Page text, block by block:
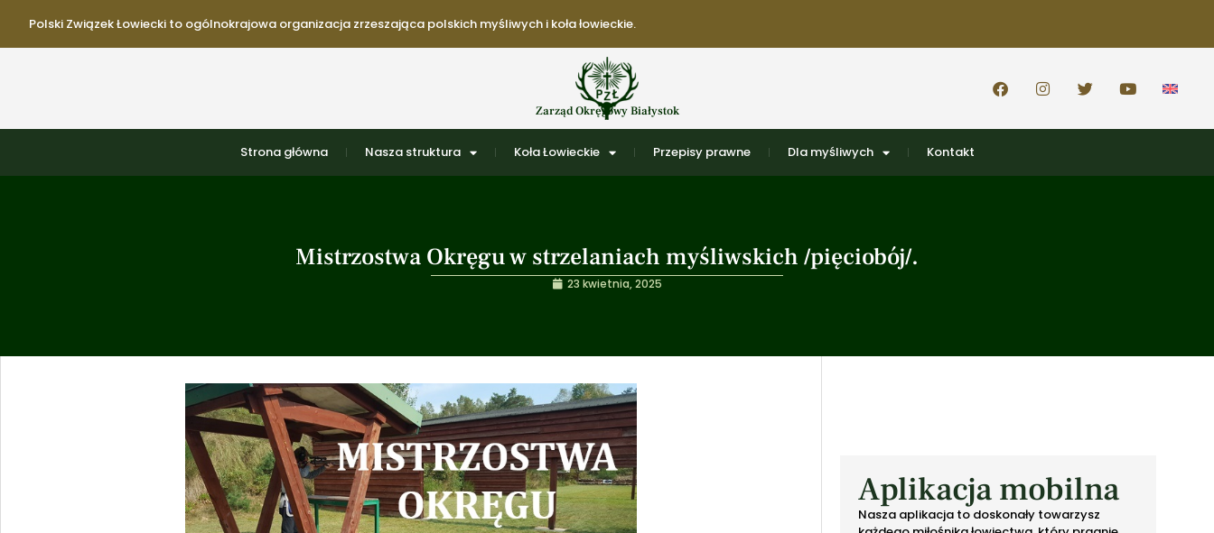
Polski Związek Łowiecki to ogólnokrajowa organizacja zrzeszająca polskich myśliwych i koła łowieckie.
Zarząd Okręgowy Białystok
Strona główna Nasza struktura Koła Łowieckie Przepisy prawne Dla myśliwych Kontakt
Mistrzostwa Okręgu w strzelaniach myśliwskich /pięciobój/.
23 kwietnia, 2025
Aplikacja mobilna
Nasza aplikacja to doskonały towarzysz